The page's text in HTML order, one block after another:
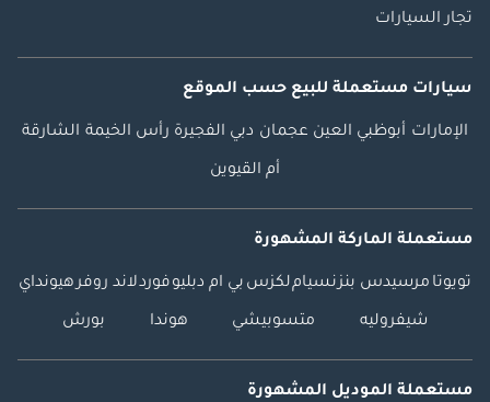
تجار السيارات
سيارات مستعملة للبيع حسب الموقع
الإمارات أبوظبي العين عجمان دبي الفجيرة رأس الخيمة الشارقة
أم القيوين
مستعملة الماركة المشهورة
تويوتا مرسيدس بنزنسياملكزس بي ام دبليوفوردلاند روفرهيونداي
شيفروليه متسوبيشي هوندا بورش
مستعملة الموديل المشهورة